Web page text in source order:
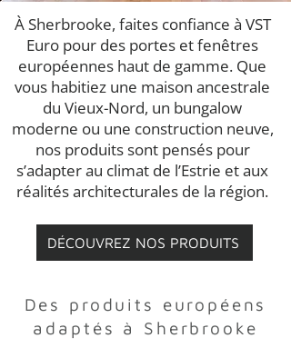
À Sherbrooke, faites confiance à VST
Euro pour des portes et fenêtres
européennes haut de gamme. Que
vous habitiez une maison ancestrale
du Vieux-Nord, un bungalow
moderne ou une construction neuve,
nos produits sont pensés pour
s’adapter au climat de l’Estrie et aux
réalités architecturales de la région.
DÉCOUVREZ NOS PRODUITS
Des produits européens
adaptés à Sherbrooke